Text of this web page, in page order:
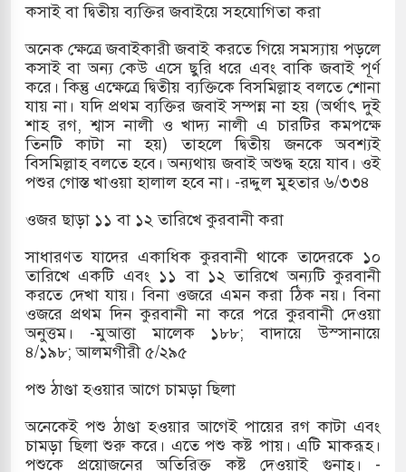
কসাই বা দ্বিতীয় ব্যক্তির জবাইয়ে সহযোগিতা করা
অনেক ক্ষেত্রে জবাইকারী জবাই করতে গিয়ে সমস্যায় পড়লে
কসাই বা অন্য কেউ এসে ছুরি ধরে এবং বাকি জবাই পূর্ণ
করে। কিন্তু এক্ষেত্রে দ্বিতীয় ব্যক্তিকে বিসমিল্লাহ বলতে শোনা
যায় না। যদি প্রথম ব্যক্তির জবাই সম্পন্ন না হয় (অর্থাৎ দুই
শাহ রগ, শ্বাস নালী ও খাদ্য নালী এ চারটির কমপক্ষে
তিনটি কাটা না হয়) তাহলে দ্বিতীয় জনকে অবশ্যই
বিসমিল্লাহ বলতে হবে। অন্যথায় জবাই অশুদ্ধ হয়ে যাব। ওই
পশুর গোস্ত খাওয়া হালাল হবে না। -রদ্দুল মুহ্তার ৬/৩৩৪
ওজর ছাড়া ১১ বা ১২ তারিখে কুরবানী করা
সাধারণত যাদের একাধিক কুরবানী থাকে তাদেরকে ১০
তারিখে একটি এবং ১১ বা ১২ তারিখে অন্যটি কুরবানী
করতে দেখা যায়। বিনা ওজরে এমন করা ঠিক নয়। বিনা
ওজরে প্রথম দিন কুরবানী না করে পরে কুরবানী দেওয়া
অনুত্তম। -মুআত্তা মালেক ১৮৮; বাদায়ে উস্সানায়ে
৪/১৯৮; আলমগীরী ৫/২৯৫
পশু ঠাণ্ডা হওয়ার আগে চামড়া ছিলা
অনেকেই পশু ঠাণ্ডা হওয়ার আগেই পায়ের রগ কাটা এবং
চামড়া ছিলা শুরু করে। এতে পশু কষ্ট পায়। এটি মাকরূহ।
পশুকে প্রয়োজনের অতিরিক্ত কষ্ট দেওয়াই গুনাহ্। -